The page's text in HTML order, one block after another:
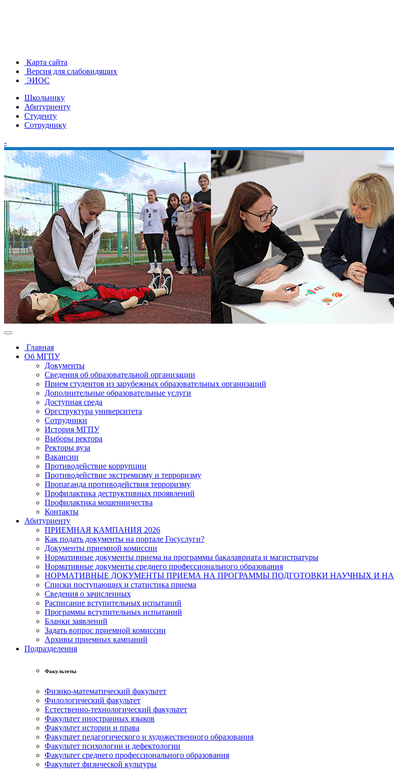
Карта сайта
Версия для слабовидящих
ЭИОС
Школьнику
Абитуриенту
Студенту
Сотруднику
-
Главная
Об МГПУ
Документы
Сведения об образовательной организации
Прием студентов из зарубежных образовательных организаций
Дополнительные образовательные услуги
Доступная среда
Оргструктура университета
Сотрудники
История МГПУ
Выборы ректора
Ректоры вуза
Вакансии
Противодействие коррупции
Противодействие экстремизму и терроризму
Пропаганда противодействия терроризму
Профилактика деструктивных проявлений
Профилактика мошенничества
Контакты
Абитуриенту
ПРИЕМНАЯ КАМПАНИЯ 2026
Как подать документы на портале Госуслуги?
Документы приемной комиссии
Нормативные документы приема на программы бакалавриата и магистратуры
Нормативные документы среднего профессионального образования
НОРМАТИВНЫЕ ДОКУМЕНТЫ ПРИЕМА НА ПРОГРАММЫ ПОДГОТОВКИ НАУЧНЫХ И
Списки поступающих и статистика приема
Сведения о зачисленных
Расписание вступительных испытаний
Программы вступительных испытаний
Бланки заявлений
Задать вопрос приемной комиссии
Архивы приемных кампаний
Подразделения
Факультеты
Физико-математический факультет
Филологический факультет
Естественно-технологический факультет
Факультет иностранных языков
Факультет истории и права
Факультет педагогического и художественного образования
Факультет психологии и дефектологии
Факультет среднего профессионального образования
Факультет физической культуры